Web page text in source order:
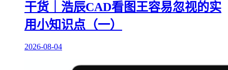
干货｜浩辰CAD看图王容易忽视的实
用小知识点（一）
2026-08-04